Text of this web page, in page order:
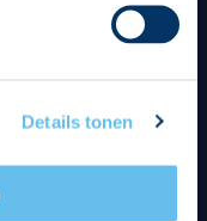
Details tonen